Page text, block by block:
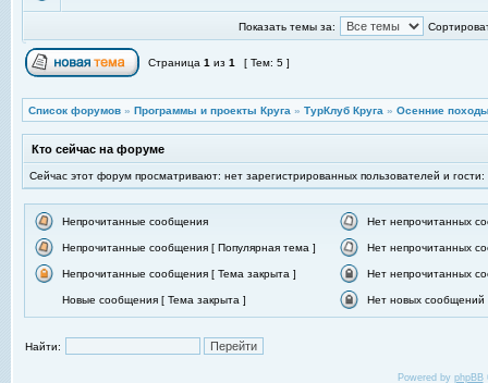
Показать темы за:
Страница 1 из 1 [ Тем: 5 ]
Список форумов » Программы и проекты Круга » ТурКлуб Круга » Осенние
Кто сейчас на форуме
Сейчас этот форум просматривают: нет зарегистрированных пользователей и гости:
Непрочитанные сообщения Нет непрочитанных
Непрочитанные сообщения [ Популярная тема ] Нет непрочитанных
Непрочитанные сообщения [ Тема закрыта ] Нет непрочитанных
Новые сообщения [ Тема закрыта ] Нет новых сообщений
Найти:
Powered by phpBB